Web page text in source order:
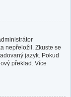
nepřeložil. Zkuste se
jazyk. Pokud
překlad. Více